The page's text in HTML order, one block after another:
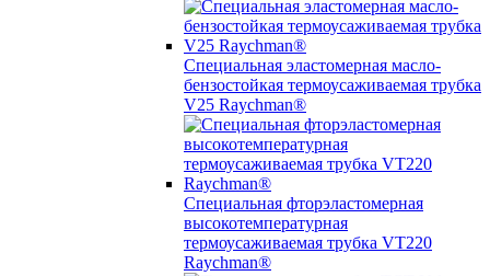
Специальная эластомерная масло-
бензостойкая термоусаживаемая трубка
V25 Raychman®
Специальная фторэластомерная
высокотемпературная
термоусаживаемая трубка VT220
Raychman®